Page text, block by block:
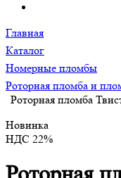
Главная
Каталог
Номерные пломбы
Роторная пломба и
Роторная пломба
Новинка
НДС 22%